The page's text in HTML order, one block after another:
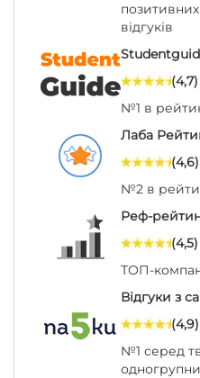
позитивних
відгуків
(4,7)
№1 в
Лаба
(4,6)
№2 в
Реф-
(4,5)
ТОП-
Відгуки з
(4,9)
№1 серед